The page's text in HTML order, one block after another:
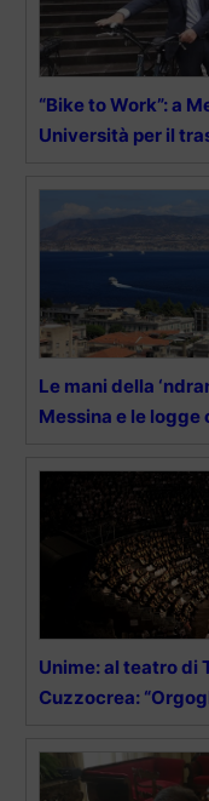
“Bike to Work”: a
Università per il
Le mani della
Messina e le logge
Unime: al teatro di
Cuzzocrea: